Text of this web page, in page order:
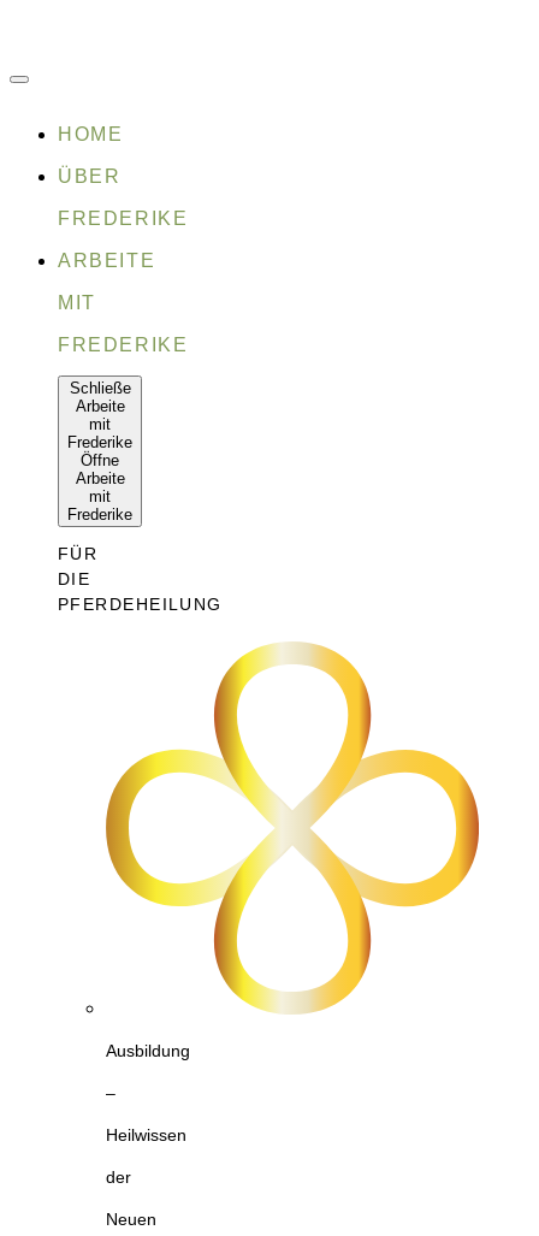
Inhalt
HOME
ÜBER
FREDERIKE
ARBEITE
MIT
FREDERIKE
Schließe
Arbeite
mit
Frederike
Öffne
Arbeite
mit
Frederike
FÜR
DIE
PFERDEHEILUNG
Ausbildung
–
Heilwissen
der
Neuen